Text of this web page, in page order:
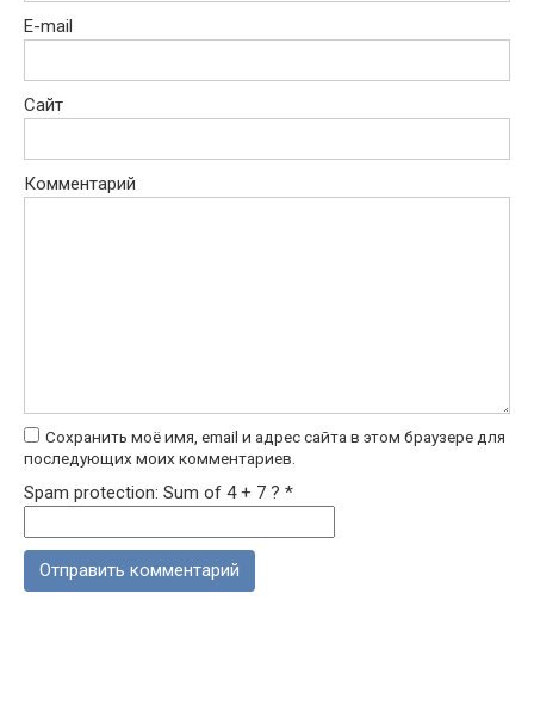
E-mail
Сайт
Комментарий
Сохранить моё имя, email и адрес сайта в этом браузере для
последующих моих комментариев.
Spam protection: Sum of 4 + 7 ? *